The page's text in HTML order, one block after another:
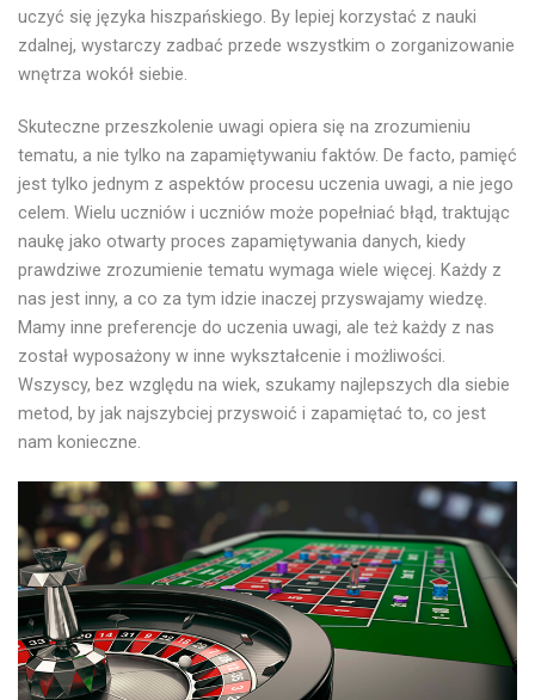
uczyć się języka hiszpańskiego. By lepiej korzystać z nauki
zdalnej, wystarczy zadbać przede wszystkim o zorganizowanie
wnętrza wokół siebie.
Skuteczne przeszkolenie uwagi opiera się na zrozumieniu
tematu, a nie tylko na zapamiętywaniu faktów. De facto, pamięć
jest tylko jednym z aspektów procesu uczenia uwagi, a nie jego
celem. Wielu uczniów i uczniów może popełniać błąd, traktując
naukę jako otwarty proces zapamiętywania danych, kiedy
prawdziwe zrozumienie tematu wymaga wiele więcej. Każdy z
nas jest inny, a co za tym idzie inaczej przyswajamy wiedzę.
Mamy inne preferencje do uczenia uwagi, ale też każdy z nas
został wyposażony w inne wykształcenie i możliwości.
Wszyscy, bez względu na wiek, szukamy najlepszych dla siebie
metod, by jak najszybciej przyswoić i zapamiętać to, co jest
nam konieczne.